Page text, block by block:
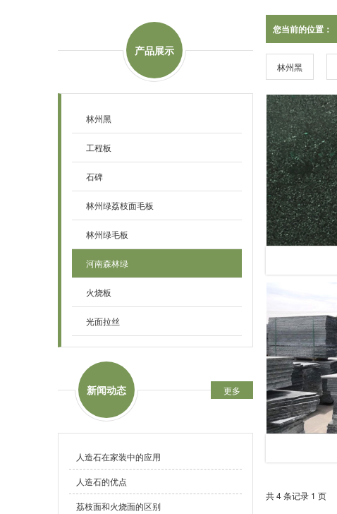
您当前的位置：
林州黑
共 4 条记录 1 页
产品展示
林州黑
工程板
石碑
林州绿荔枝面毛板
林州绿毛板
河南森林绿
火烧板
光面拉丝
新闻动态 更多
人造石在家装中的应用
人造石的优点
荔枝面和火烧面的区别